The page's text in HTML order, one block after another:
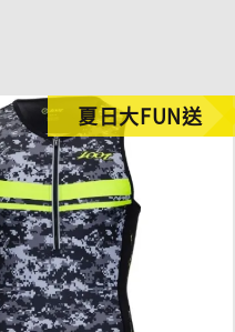
夏日大FUN送